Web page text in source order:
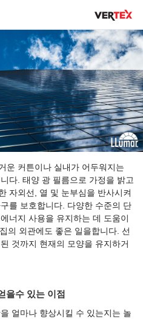
운 커튼이나 실내가 어두워지는
다. 태양 광 필름으로 가정을 밝고
자외선, 열 및 눈부심을 반사시켜
를 보호합니다. 다양한 수준의 단
너지 사용을 유지하는 데 도움이
의 외관에도 좋은 일을합니다. 선
것까지 현재의 모양을 유지하거
을수 있는 이점
얼마나 향상시킬 수 있는지는 놀